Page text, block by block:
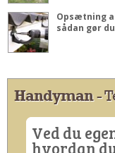
Opsætning
sådan gør du
Handyman-
Ved du
hvordan